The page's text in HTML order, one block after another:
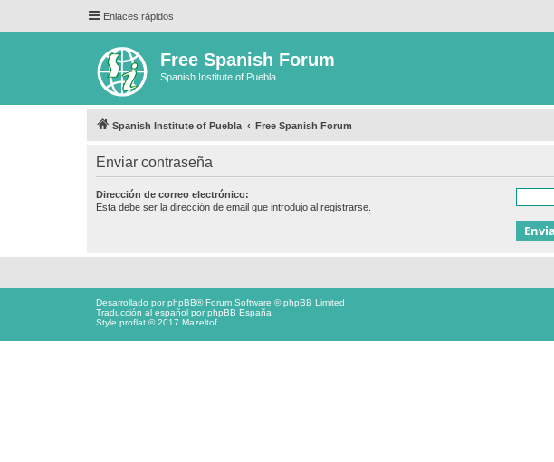
Enlaces rápidos
Free Spanish Forum
Spanish Institute of Puebla
Spanish Institute of Puebla Free Spanish Forum
Enviar contraseña
Dirección de correo electrónico:
Esta debe ser la dirección de email que introdujo al registrarse.
Desarrollado porphpBB® Forum Software © phpBB Limited
Traducción al español porphpBB España
Style proflat © 2017 Mazeltof